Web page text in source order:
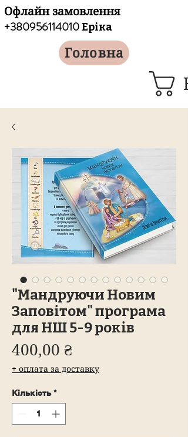
Офлайн замовлення
+380956114010Еріка
Головна
"Мандруючи Новим
Заповітом" програма
для НШ 5-9 років
400,00 ₴Ціна
+ оплата за доставку
Кількість *